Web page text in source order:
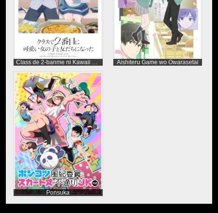
Class de 2-banme ni Kawaii Onnanoko to Tomodachi ni Natta Aishiteru Game wo Owarasetai
Ponsuka